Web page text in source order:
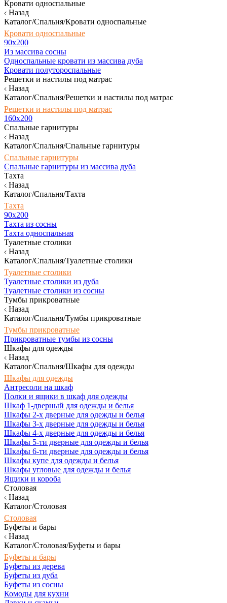
Кровати односпальные
Назад
Каталог/Спальня/Кровати односпальные
Кровати односпальные
90х200
Из массива сосны
Односпальные кровати из массива дуба
Кровати полутороспальные
Решетки и настилы под матрас
Назад
Каталог/Спальня/Решетки и настилы под матрас
Решетки и настилы под матрас
160х200
Спальные гарнитуры
Назад
Каталог/Спальня/Спальные гарнитуры
Спальные гарнитуры
Спальные гарнитуры из массива дуба
Тахта
Назад
Каталог/Спальня/Тахта
Тахта
90х200
Тахта из сосны
Тахта односпальная
Туалетные столики
Назад
Каталог/Спальня/Туалетные столики
Туалетные столики
Туалетные столики из дуба
Туалетные столики из сосны
Тумбы прикроватные
Назад
Каталог/Спальня/Тумбы прикроватные
Тумбы прикроватные
Прикроватные тумбы из сосны
Шкафы для одежды
Назад
Каталог/Спальня/Шкафы для одежды
Шкафы для одежды
Антресоли на шкаф
Полки и ящики в шкаф для одежды
Шкаф 1-дверный для одежды и белья
Шкафы 2-х дверные для одежды и белья
Шкафы 3-х дверные для одежды и белья
Шкафы 4-х дверные для одежды и белья
Шкафы 5-ти дверные для одежды и белья
Шкафы 6-ти дверные для одежды и белья
Шкафы купе для одежды и белья
Шкафы угловые для одежды и белья
Ящики и короба
Столовая
Назад
Каталог/Столовая
Столовая
Буфеты и бары
Назад
Каталог/Столовая/Буфеты и бары
Буфеты и бары
Буфеты из дерева
Буфеты из дуба
Буфеты из сосны
Комоды для кухни